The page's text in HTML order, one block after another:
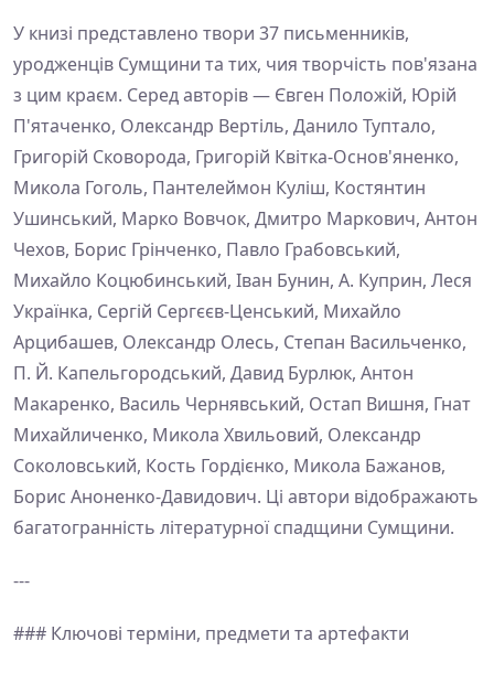
У книзі представлено твори 37 письменників,
уродженців Сумщини та тих, чия творчість пов'язана
з цим краєм. Серед авторів — Євген Положій, Юрій
П'ятаченко, Олександр Вертіль, Данило Туптало,
Григорій Сковорода, Григорій Квітка-Основ'яненко,
Микола Гоголь, Пантелеймон Куліш, Костянтин
Ушинський, Марко Вовчок, Дмитро Маркович, Антон
Чехов, Борис Грінченко, Павло Грабовський,
Михайло Коцюбинський, Іван Бунин, А. Куприн, Леся
Українка, Сергій Сергєєв-Ценський, Михайло
Арцибашев, Олександр Олесь, Степан Васильченко,
П. Й. Капельгородський, Давид Бурлюк, Антон
Макаренко, Василь Чернявський, Остап Вишня, Гнат
Михайличенко, Микола Хвильовий, Олександр
Соколовський, Кость Гордієнко, Микола Бажанов,
Борис Аноненко-Давидович. Ці автори відображають
багатогранність літературної спадщини Сумщини.
---
### Ключові терміни, предмети та артефакти